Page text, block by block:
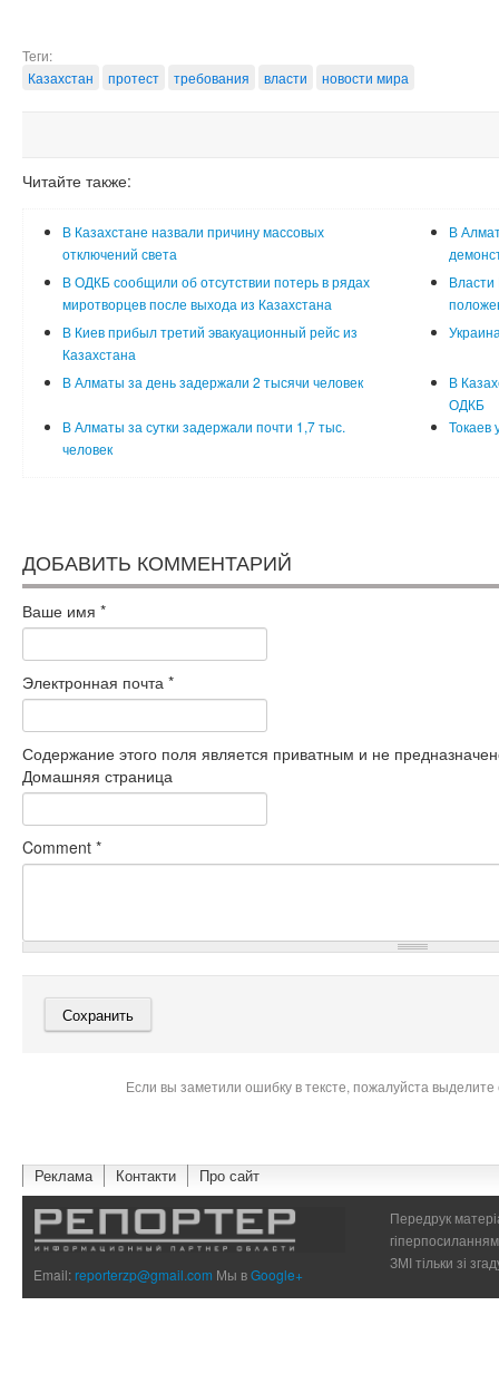
Теги:
Казахстан
протест требования власти новости мира
Читайте также:
В Казахстане назвали причину массовых
отключений света
В
В ОДКБ сообщили об отсутствии потерь в рядах
миротворцев после выхода из Казахстана
Власти
В Киев прибыл третий эвакуационный рейс из
Казахстана
В Алматы за день задержали 2 тысячи человек
В
ОДКБ
В Алматы за сутки задержали почти 1,7 тыс.
человек
Токаев
ДОБАВИТЬ КОММЕНТАРИЙ
Ваше имя *
Электронная почта *
Содержание этого поля является приватным и не
Домашняя страница
Comment *
Если вы заметили ошибку в тексте, пожалуйста
Реклама Контакти Про сайт
Email:reporterzp@gmail.com Мы вGoogle+
Передрук
ЗМІ тільки зі